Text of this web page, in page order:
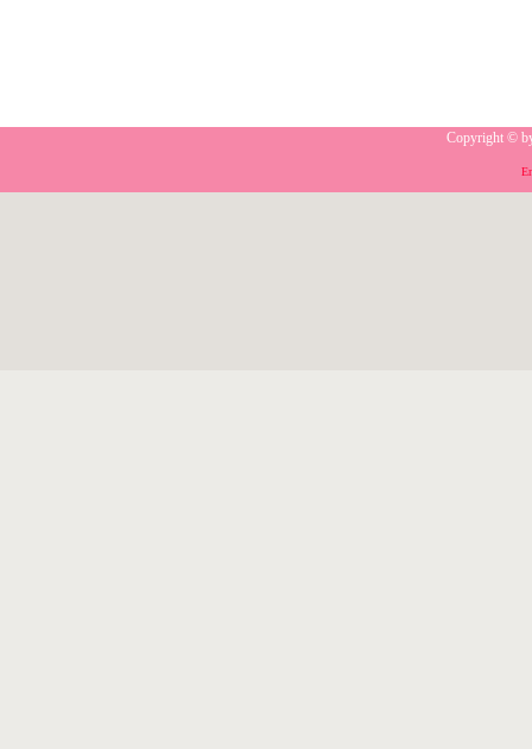
Copyright ©